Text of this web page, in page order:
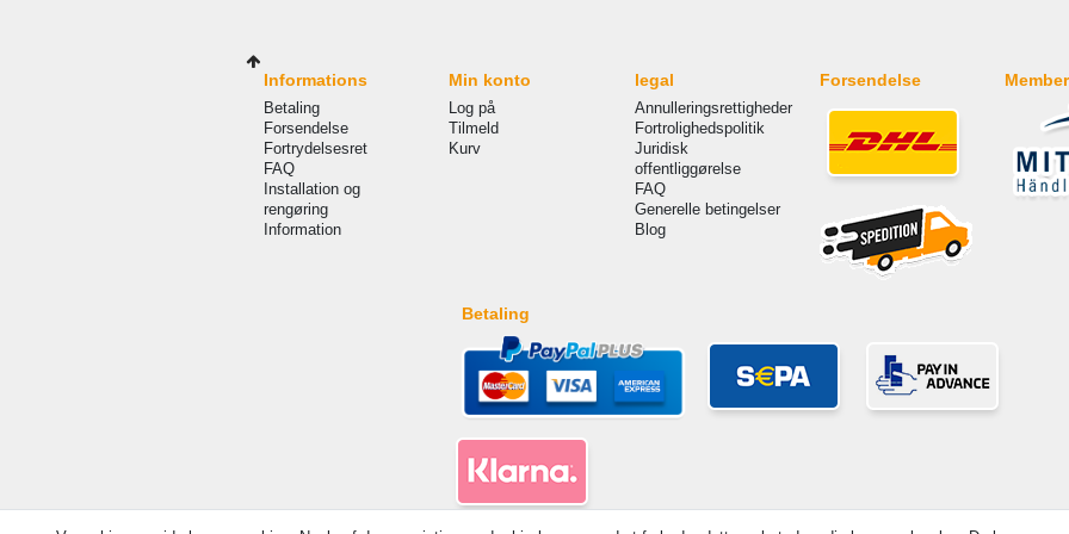
Informations
Betaling
Forsendelse
Fortrydelsesret
FAQ
Installation og
rengøring
Information
Min konto
Log på
Tilmeld
Kurv
legal
Annulleringsrettigheder
Fortrolighedspolitik
Juridisk
offentliggørelse
FAQ
Generelle betingelser
Blog
Forsendelse
Betaling